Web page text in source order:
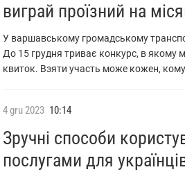
виграй проїзний на
У варшавському громадському
До 15 грудня триває конкурс, в якому
квиток. Взяти участь може кожен,
Зручні способи
послугами для
4gru2023 10:14